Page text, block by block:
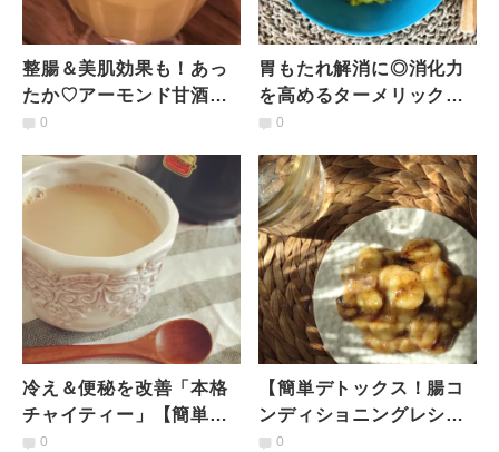
整腸＆美肌効果も！あっ
たか♡アーモンド甘酒ラ
テ【簡単デトックス！腸
ピ】
0
胃もたれ解消に◎消化力
を高めるターメリック粥
【簡単デトックス！腸コ
ピ】
0
冷え＆便秘を改善「本格
チャイティー」【簡単デ
トックス！腸コンディシ
0
【簡単デトックス！腸コ
ンディショニングレシ
ピ】ギーとスパイスの
0